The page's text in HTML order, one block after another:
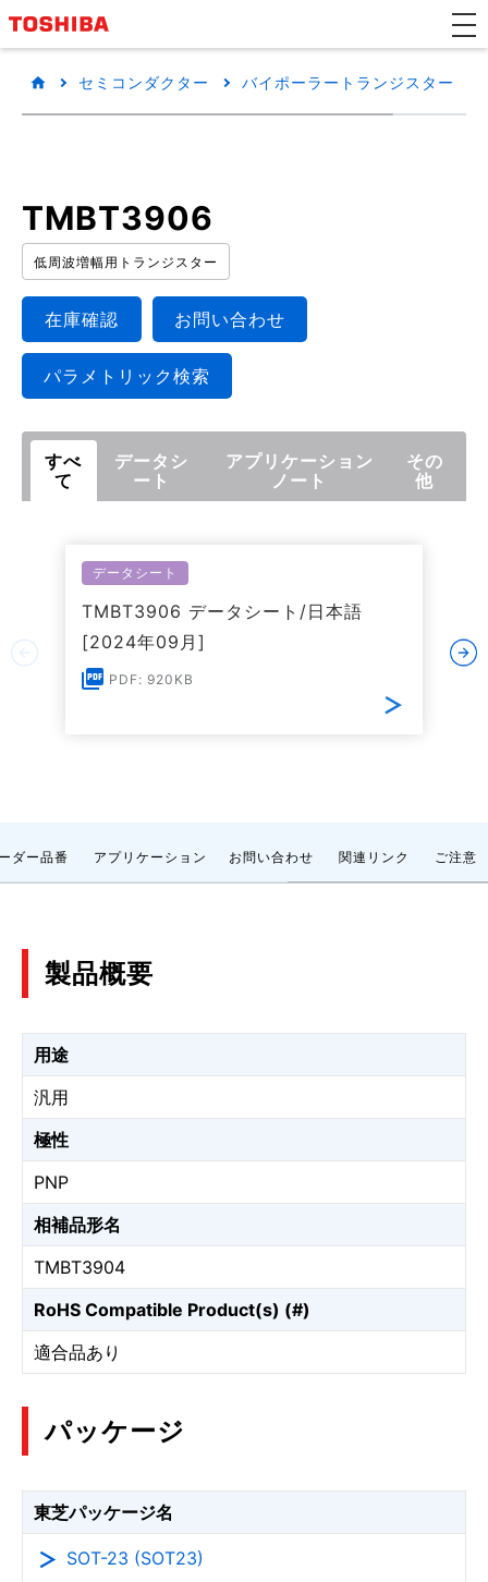
セミコンダクター バイポーラートランジスター
TMBT3906
低周波増幅用トランジスター
在庫確認 お問い合わせ
パラメトリック検索
すべ
て
データシ
ート
アプリケーション
ノート
その
他
データシート
TMBT3906 データシート/日本語
[2024年09月]
PDF: 920KB
ダー品番 アプリケーション お問い合わせ 関連リンク ご注意
製品概要
用途
汎用
極性
PNP
相補品形名
TMBT3904
RoHS Compatible Product(s) (#)
適合品あり
パッケージ
東芝パッケージ名
SOT-23 (SOT23)